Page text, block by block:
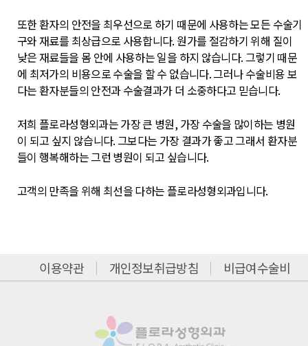
또한 환자의 안전을 최우선으로 하기 때문에 사용하는 모든 수술기
구와 재료를 최상급으로 사용합니다. 원가를 절감하기 위해 질이
낮은 재료들을 몸 안에 사용하는 일을 하지 않습니다. 그렇기 때문
에 최저가의 비용으로 수술을 할 수 없습니다. 그러나 수술비용 보
다는 환자분들의 안전과 수술결과가 더 소중하다고 믿습니다.
저희 플로라성형외과는 가장 큰 병원, 가장 수술을 많이하는 병원
이 되고 싶지 않습니다. 그보다는 가장 결과가 좋고 그래서 환자분
들이 행복해하는 그런 병원이 되고 싶습니다.
고객의 만족을 위해 최선을 다하는 플로라성형외과입니다.
이용약관 개인정보취급방침 비급여수술비